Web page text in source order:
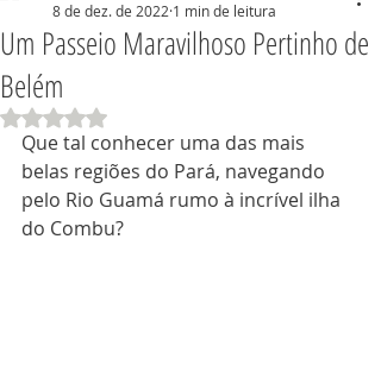
Um Passeio Maravilhoso Pertinho de
Belém
8 de dez. de 2022 1 min de leitura
Avaliado com NaN de 5 estrelas.
Que tal conhecer uma das mais
belas regiões do Pará, navegando
pelo Rio Guamá rumo à incrível ilha
do Combu?